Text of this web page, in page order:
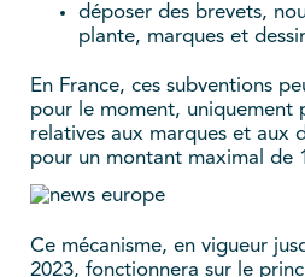
déposer des brevets,
plante, marques et
En France, ces subventions
pour le moment, uniquement
relatives aux marques et aux
pour un montant maximal de
Ce mécanisme, en vigueur
2023, fonctionnera sur le